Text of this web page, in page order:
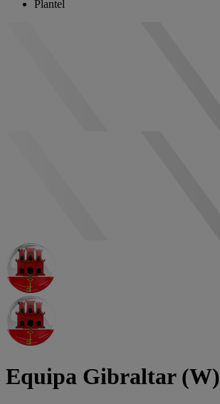
Plantel
Equipa Gibraltar (W)